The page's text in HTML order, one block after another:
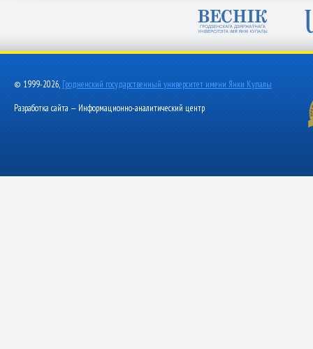
© 1999-2026, Гродненский государственный университет имени Янки Купалы
Разработка сайта — Информационно-аналитический центр